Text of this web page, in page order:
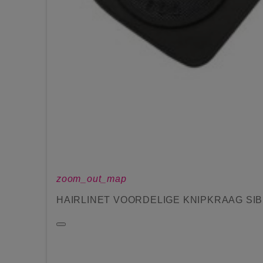
zoom_out_map
HAIRLINET VOORDELIGE KNIPKRAAG